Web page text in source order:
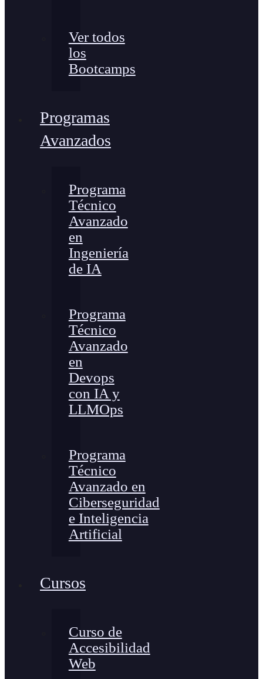
Ver todos
los
Bootcamps
Programas
Avanzados
Programa
Técnico
Avanzado
en
Ingeniería
de IA
Programa
Técnico
Avanzado
en
Devops
con IA y
LLMOps
Programa
Técnico
Avanzado en
Ciberseguridad
e Inteligencia
Artificial
Cursos
Curso de
Accesibilidad
Web